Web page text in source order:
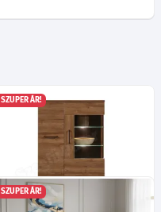
SZUPER ÁR!
SZUPER ÁR!